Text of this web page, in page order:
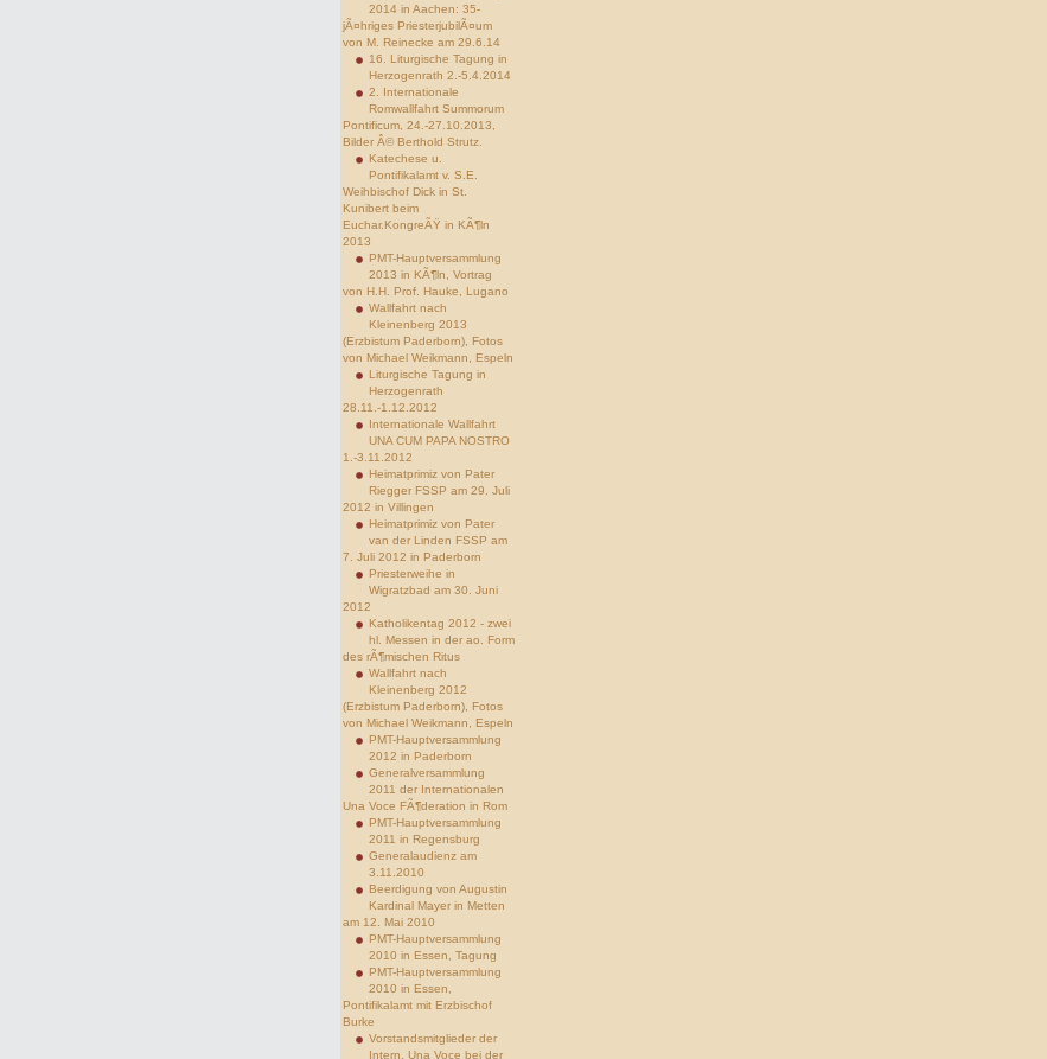
2014 in Aachen: 35-
jÃ¤hriges PriesterjubilÃ¤um
von M. Reinecke am 29.6.14
16. Liturgische Tagung in
Herzogenrath 2.-5.4.2014
2. Internationale
Romwallfahrt Summorum
Pontificum, 24.-27.10.2013,
Bilder Â© Berthold Strutz.
Katechese u.
Pontifikalamt v. S.E.
Weihbischof Dick in St.
Kunibert beim
Euchar.KongreÃŸ in KÃ¶ln
2013
PMT-Hauptversammlung
2013 in KÃ¶ln, Vortrag
von H.H. Prof. Hauke, Lugano
Wallfahrt nach
Kleinenberg 2013
(Erzbistum Paderborn), Fotos
von Michael Weikmann, Espeln
Liturgische Tagung in
Herzogenrath
28.11.-1.12.2012
Internationale Wallfahrt
UNA CUM PAPA NOSTRO
1.-3.11.2012
Heimatprimiz von Pater
Riegger FSSP am 29. Juli
2012 in Villingen
Heimatprimiz von Pater
van der Linden FSSP am
7. Juli 2012 in Paderborn
Priesterweihe in
Wigratzbad am 30. Juni
2012
Katholikentag 2012 - zwei
hl. Messen in der ao. Form
des rÃ¶mischen Ritus
Wallfahrt nach
Kleinenberg 2012
(Erzbistum Paderborn), Fotos
von Michael Weikmann, Espeln
PMT-Hauptversammlung
2012 in Paderborn
Generalversammlung
2011 der Internationalen
Una Voce FÃ¶deration in Rom
PMT-Hauptversammlung
2011 in Regensburg
Generalaudienz am
3.11.2010
Beerdigung von Augustin
Kardinal Mayer in Metten
am 12. Mai 2010
PMT-Hauptversammlung
2010 in Essen, Tagung
PMT-Hauptversammlung
2010 in Essen,
Pontifikalamt mit Erzbischof
Burke
Vorstandsmitglieder der
Intern. Una Voce bei der